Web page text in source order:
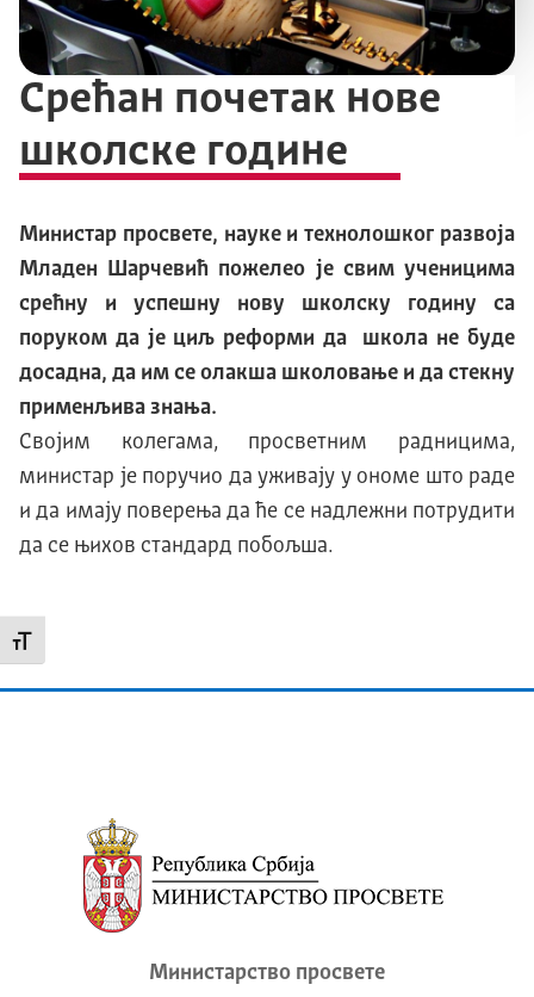
Промени величину слова
Срећан почетак нове
школске године
Министар просвете, науке и технолошког развоја
Младен Шарчевић пожелео је свим ученицима
срећну и успешну нову школску годину са
поруком да је циљ реформи да школа не буде
досадна, да им се олакша школовање и да стекну
применљива знања.
Својим колегама, просветним радницима,
министар је поручио да уживају у ономе што раде
и да имају поверења да ће се надлежни потрудити
да се њихов стандард побољша.
Министарство просвете